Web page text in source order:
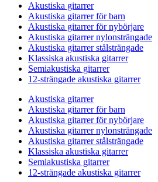
Akustiska gitarrer
Akustiska gitarrer för barn
Akustiska gitarrer för nybörjare
Akustiska gitarrer nylonsträngade
Akustiska gitarrer stålsträngade
Klassiska akustiska gitarrer
Semiakustiska gitarrer
12-strängade akustiska gitarrer
Akustiska gitarrer
Akustiska gitarrer för barn
Akustiska gitarrer för nybörjare
Akustiska gitarrer nylonsträngade
Akustiska gitarrer stålsträngade
Klassiska akustiska gitarrer
Semiakustiska gitarrer
12-strängade akustiska gitarrer